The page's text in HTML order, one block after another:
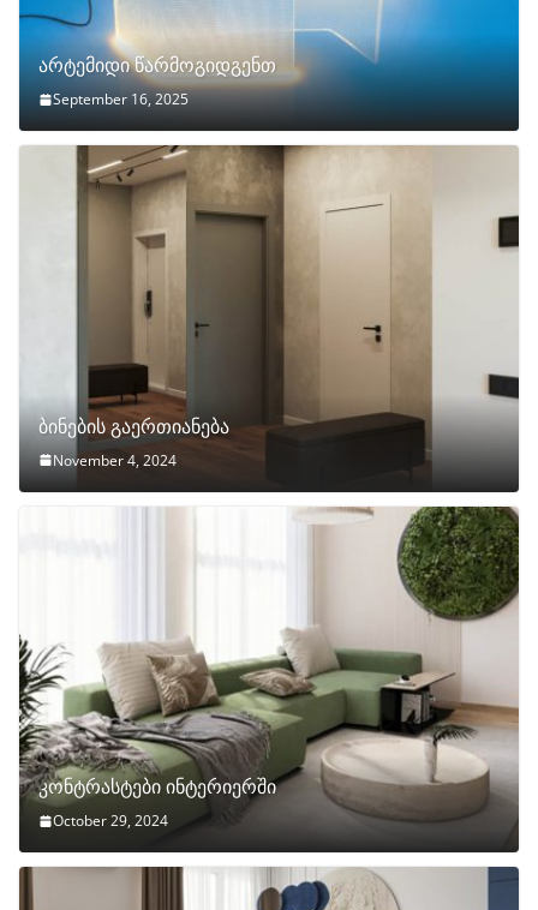
არტემიდი წარმოგიდგენთ
September 16, 2025
ბინების გაერთიანება
November 4, 2024
კონტრასტები ინტერიერში
October 29, 2024